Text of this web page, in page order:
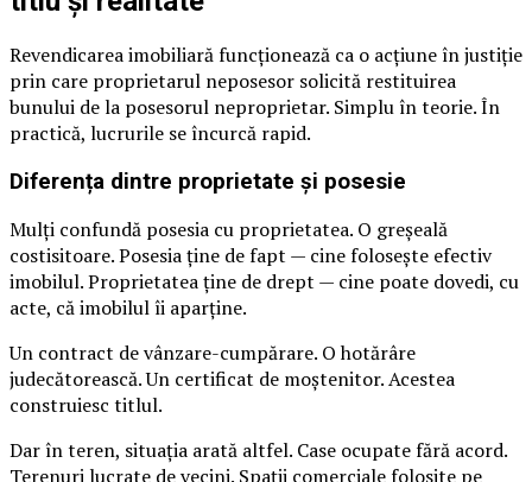
Revendicarea imobiliară funcționează ca o acțiune în justiție
prin care proprietarul neposesor solicită restituirea
bunului de la posesorul neproprietar. Simplu în teorie. În
practică, lucrurile se încurcă rapid.
Diferența dintre proprietate și posesie
Mulți confundă posesia cu proprietatea. O greșeală
costisitoare. Posesia ține de fapt — cine folosește efectiv
imobilul. Proprietatea ține de drept — cine poate dovedi, cu
acte, că imobilul îi aparține.
Un contract de vânzare-cumpărare. O hotărâre
judecătorească. Un certificat de moștenitor. Acestea
construiesc titlul.
Dar în teren, situația arată altfel. Case ocupate fără acord.
Terenuri lucrate de vecini. Spații comerciale folosite pe